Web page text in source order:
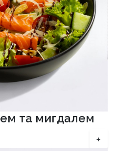
та мигдалем
+